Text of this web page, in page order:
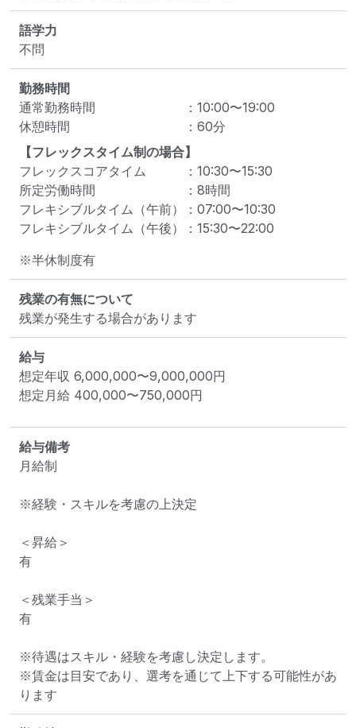
語学力
不問
勤務時間
通常勤務時間
： 10:00〜19:00
休憩時間
： 60分
【フレックスタイム制の場合】
フレックスコアタイム
： 10:30〜15:30
所定労働時間
： 8時間
フレキシブルタイム（午前）
： 07:00〜10:30
フレキシブルタイム（午後）
： 15:30〜22:00
※半休制度有
残業の有無について
残業が発生する場合があります
給与
想定年収 6,000,000〜9,000,000円
想定月給 400,000〜750,000円
給与備考
月給制
※経験・スキルを考慮の上決定
＜昇給＞
有
＜残業手当＞
有
※待遇はスキル・経験を考慮し決定します。
※賃金は目安であり、選考を通じて上下する可能性があ
ります